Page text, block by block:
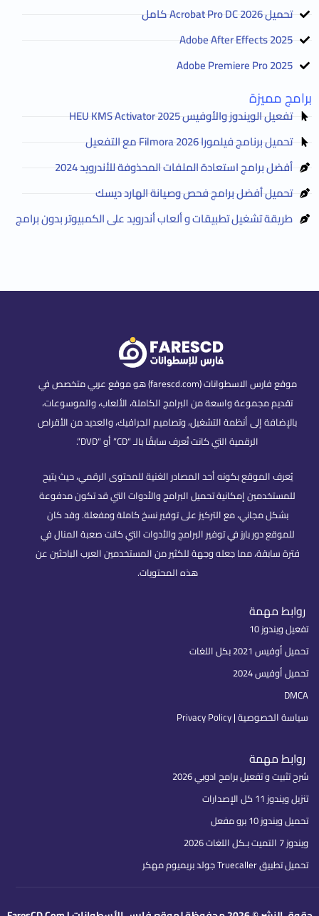
تحميل Acrobat Pro DC 2026 كامل
Adobe After Effects 2025
Adobe Premiere Pro 2025
برامج مميزة
تفعيل الويندوز والأوفيس HEU KMS Activator 2025
تحميل برنامج فيلمورا Filmora 2026 مع التفعيل
أفضل برامج استعادة الملفات المحذوفة للأندرويد 2024
تحميل أفضل برامج فحص وصيانة الهارد ديسك
طريقة تشغيل تطبيقات و ألعاب أندرويد على الكمبيوتر بدون برامج
موقع فارس الاسطوانات (farescd.com) هو موقع عربي متخصص في
تقديم مجموعة واسعة من البرامج الكاملة، الألعاب، والموسوعات،
بالإضافة إلى أنظمة التشغيل، وتصاميم الجرافيك، والعديد من الأقراص
الرقمية التي كانت تُعرف سابقًا بالـ “CD” أو “DVD”.
يُعرف الموقع بكونه أحد المصادر الغنية للمحتوى الرقمي، حيث يتيح
للمستخدمين إمكانية تحميل البرامج والأدوات التي قد تكون مدفوعة
بشكل مجاني، مع التركيز على توفير نسخ كاملة ومفعلة. وقد كان
للموقع دور بارز في توفير البرامج والأدوات التي كانت صعبة المنال في
فترة سابقة، مما جعله وجهة للكثير من المستخدمين العرب الباحثين عن
هذه المحتويات.
روابط مهمة
تفعيل ويندوز 10
تحميل أوفيس 2021 بكل اللغات
تحميل أوفيس 2024
DMCA
سياسة الخصوصية | Privacy Policy
روابط مهمة
شرح تثبيت و تفعيل برامج ادوبي 2026
تنزيل ويندوز 11 كل الإصدارات
تحميل ويندوز 10 برو مفعل
ويندوز 7 التميت بـكل اللغات 2026
تحميل تطبيق Truecaller جولد بريميوم مهكر